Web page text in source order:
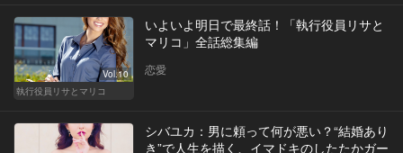
Vol.10
執行役員リサとマリコ
いよいよ明日で最終話！「執行役員リサと
マリコ」全話総集編
恋愛
シバユカ：男に頼って何が悪い？“結婚あり
き”で人生を描く、イマドキのしたたかガー